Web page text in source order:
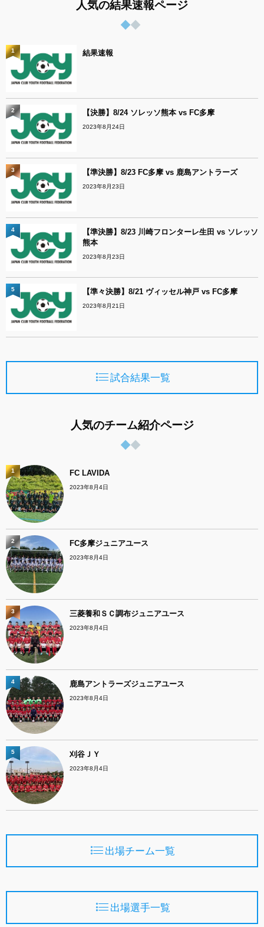
人気の結果速報ページ
結果速報
1
【決勝】8/24 ソレッソ熊本 vs FC多摩
2023年8月24日
2
【準決勝】8/23 FC多摩 vs 鹿島アントラーズ
2023年8月23日
3
【準決勝】8/23 川崎フロンターレ生田 vs ソレッソ
熊本
2023年8月23日
4
【準々決勝】8/21 ヴィッセル神戸 vs FC多摩
2023年8月21日
5
試合結果一覧
人気のチーム紹介ページ
FC LAVIDA
2023年8月4日
1
FC多摩ジュニアユース
2023年8月4日
2
三菱養和ＳＣ調布ジュニアユース
2023年8月4日
3
鹿島アントラーズジュニアユース
2023年8月4日
4
刈谷ＪＹ
2023年8月4日
5
出場チーム一覧
出場選手一覧